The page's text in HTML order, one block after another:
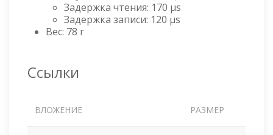
Задержка чтения: 170 µs
Задержка записи: 120 µs
Вес: 78 г
Ссылки
ВЛОЖЕНИЕ РАЗМЕР